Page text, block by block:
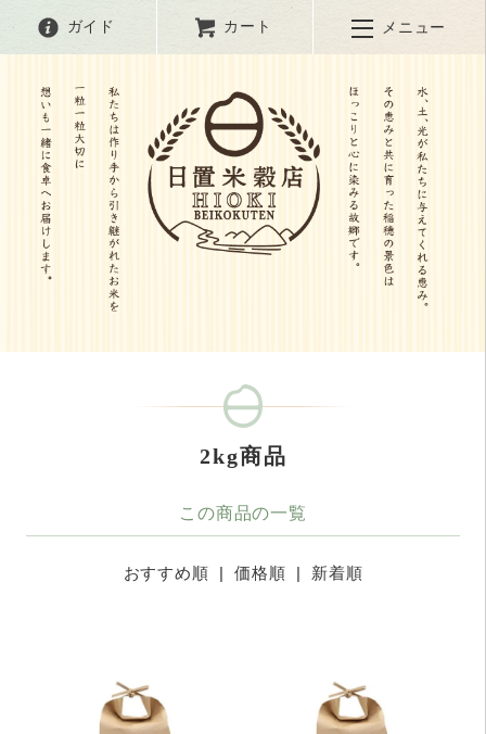
ガイド カート メニュー
2kg商品
この商品の一覧
おすすめ順 |価格順 | 新着順